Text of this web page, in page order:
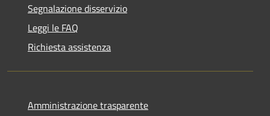
Segnalazione disservizio
Leggi le FAQ
Richiesta assistenza
Amministrazione trasparente